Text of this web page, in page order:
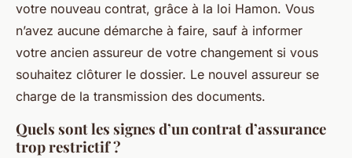
votre nouveau contrat, grâce à la loi Hamon. Vous
n’avez aucune démarche à faire, sauf à informer
votre ancien assureur de votre changement si vous
souhaitez clôturer le dossier. Le nouvel assureur se
charge de la transmission des documents.
Quels sont les signes d’un contrat d’assurance
trop restrictif ?